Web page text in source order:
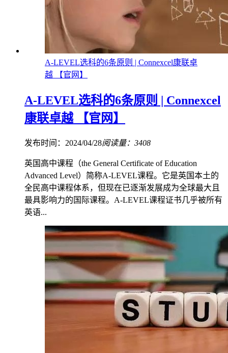
A-LEVEL选科的6条原则 | Connexcel康联卓
越 【官网】
A-LEVEL选科的6条原则 | Connexcel
康联卓越 【官网】
发布时间：2024/04/28阅读量：3408
英国高中课程（the General Certificate of Education
Advanced Level）简称A-LEVEL课程。它是英国本土的
全民高中课程体系，但现在已逐渐发展成为全球最大且
最具影响力的国际课程。A-LEVEL课程证书几乎被所有
英语...